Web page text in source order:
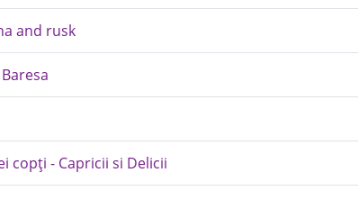
and rusk
copți - Capricii si Delicii